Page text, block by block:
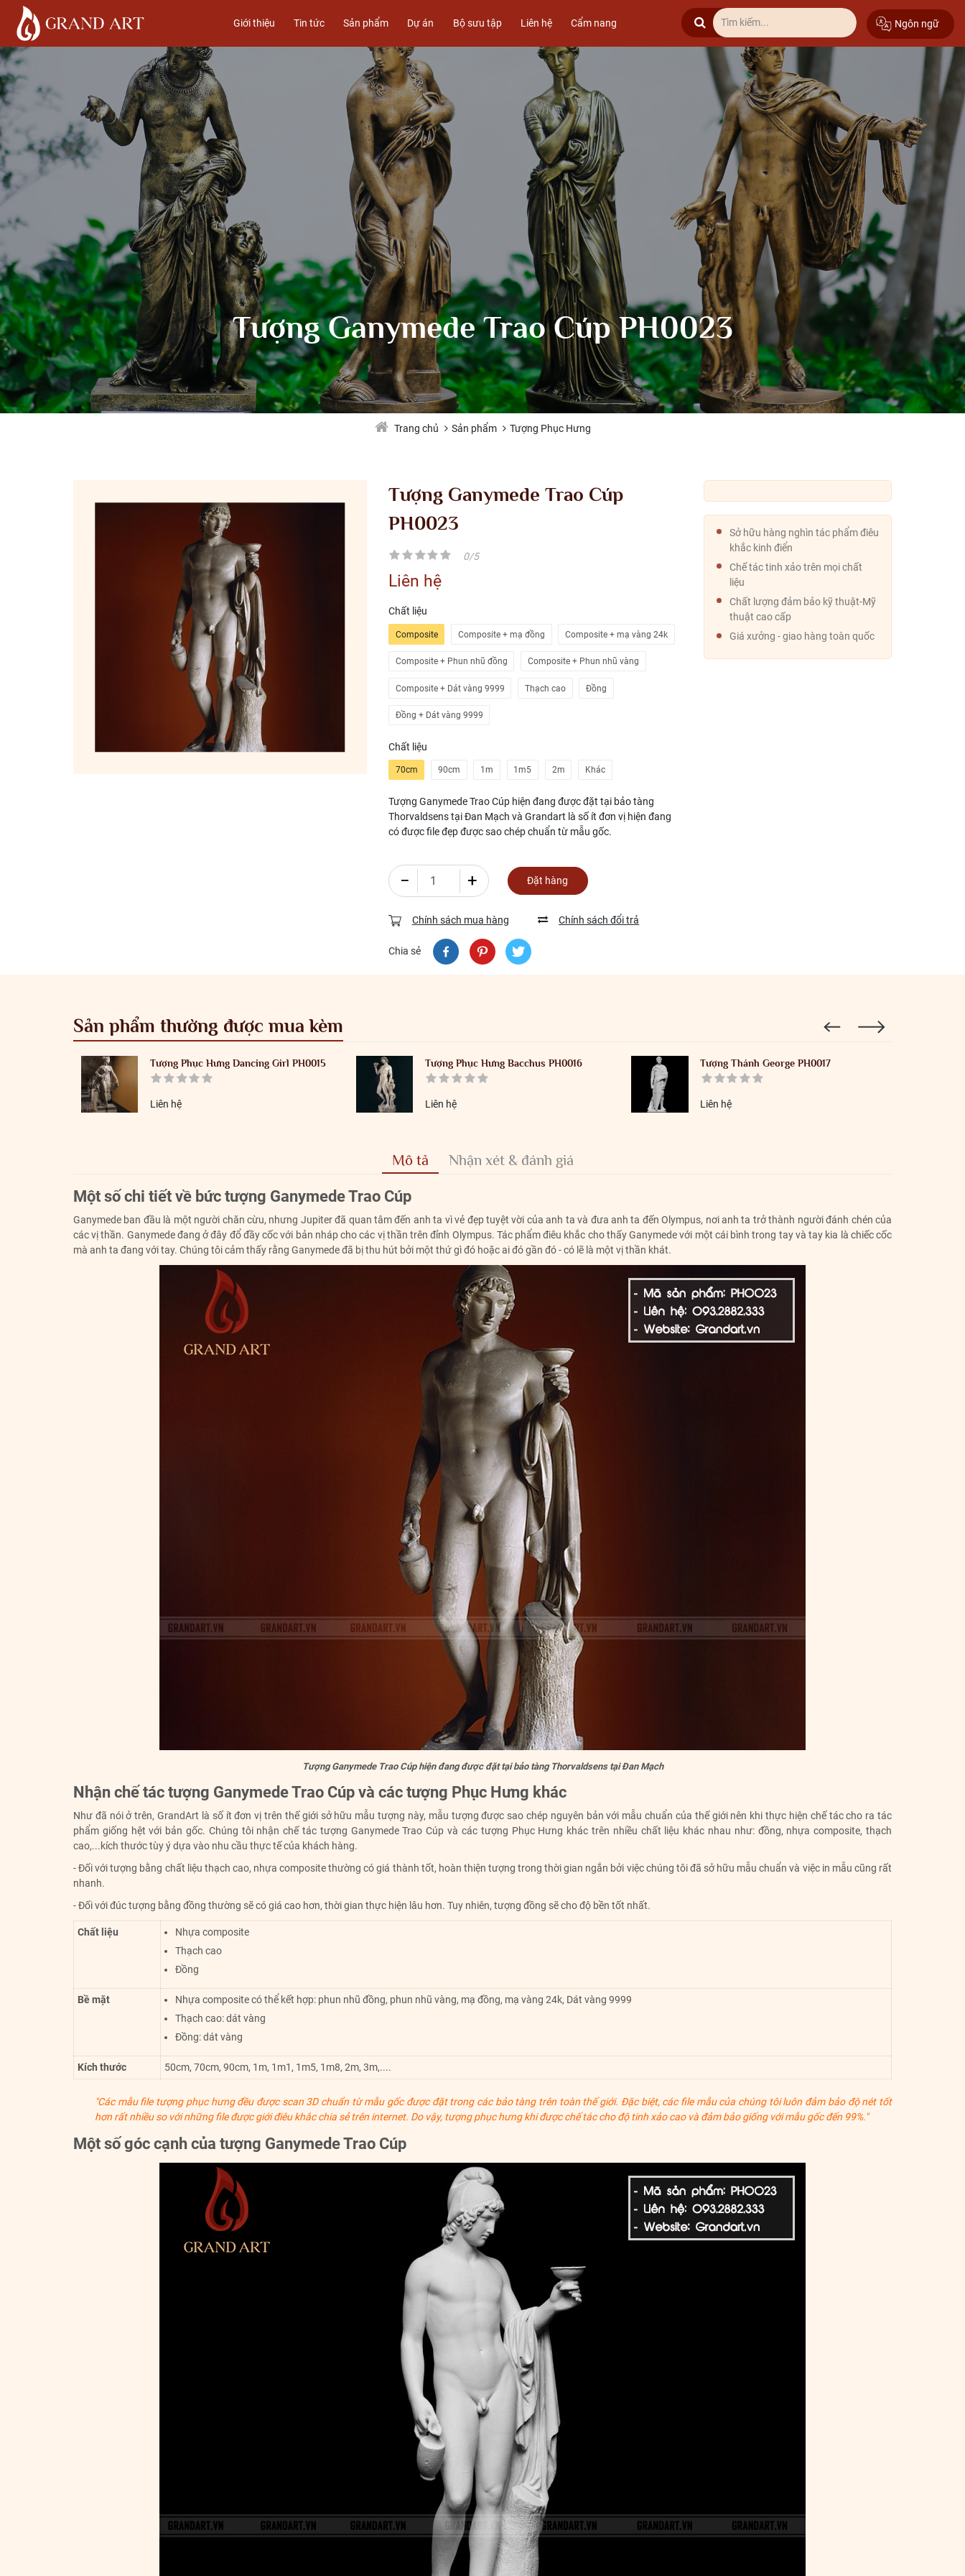
Giới thiệu Tin tức Sản phẩm Dự án Bộ sưu tập Liên hệ Cẩm nang Ngôn ngữ
Tượng Ganymede Trao Cúp PH0023
Trang chủ Sản phẩm Tượng Phục Hưng
Tượng Ganymede Trao Cúp
PH0023
0/5
Liên hệ
Chất liệu
Composite Composite + mạ đồng Composite + mạ vàng 24k
Composite + Phun nhũ đồng Composite + Phun nhũ vàng
Composite + Dát vàng 9999 Thạch cao Đồng
Đồng + Dát vàng 9999
Chất liệu
70cm 90cm 1m 1m5 2m Khác
Tượng Ganymede Trao Cúp hiện đang được đặt tại bảo tàng
Thorvaldsens tại Đan Mạch và Grandart là số ít đơn vị hiện đang
có được file đẹp được sao chép chuẩn từ mẫu gốc.
− + Đặt hàng
Chính sách mua hàng Chính sách đổi trả
Chia sẻ
Sở hữu hàng nghìn tác phẩm điêu
khắc kinh điển
Chế tác tinh xảo trên mọi chất
liệu
Chất lượng đảm bảo kỹ thuật-Mỹ
thuật cao cấp
Giá xưởng - giao hàng toàn quốc
Sản phẩm thường được mua kèm
Tượng Phục Hưng Dancing Girl PH0015
Liên hệ
Tượng Phục Hưng Bacchus PH0016
Liên hệ
Tượng Thánh George PH0017
Liên hệ
Mô tả Nhận xét & đánh giá
Một số chi tiết về bức tượng Ganymede Trao Cúp
Ganymede ban đầu là một người chăn cừu, nhưng Jupiter đã quan tâm đến anh ta vì vẻ đẹp tuyệt vời của anh ta và đưa anh ta đến Olympus, nơi anh ta trở thành người đánh chén của
các vị thần. Ganymede đang ở đây đổ đầy cốc với bản nháp cho các vị thần trên đỉnh Olympus. Tác phẩm điêu khắc cho thấy Ganymede với một cái bình trong tay và tay kia là chiếc cốc
mà anh ta đang với tay. Chúng tôi cảm thấy rằng Ganymede đã bị thu hút bởi một thứ gì đó hoặc ai đó gần đó - có lẽ là một vị thần khát.
Tượng Ganymede Trao Cúp hiện đang được đặt tại bảo tàng Thorvaldsens tại Đan Mạch
Nhận chế tác tượng Ganymede Trao Cúp và các tượng Phục Hưng khác
Như đã nói ở trên, GrandArt là số ít đơn vị trên thế giới sở hữu mẫu tượng này, mẫu tượng được sao chép nguyên bản với mẫu chuẩn của thế giới nên khi thực hiện chế tác cho ra tác
phẩm giống hệt với bản gốc. Chúng tôi nhận chế tác tượng Ganymede Trao Cúp và các tượng Phục Hưng khác trên nhiều chất liệu khác nhau như: đồng, nhựa composite, thạch
cao,...kích thước tùy ý dựa vào nhu cầu thực tế của khách hàng.
- Đối với tượng bằng chất liệu thạch cao, nhựa composite thường có giá thành tốt, hoàn thiện tượng trong thời gian ngắn bởi việc chúng tôi đã sở hữu mẫu chuẩn và việc in mẫu cũng rất
nhanh.
- Đối với đúc tượng bằng đồng thường sẽ có giá cao hơn, thời gian thực hiện lâu hơn. Tuy nhiên, tượng đồng sẽ cho độ bền tốt nhất.
Chất liệu
Nhựa composite
Thạch cao
Đồng
Bề mặt
Nhựa composite có thể kết hợp: phun nhũ đồng, phun nhũ vàng, mạ đồng, mạ vàng 24k, Dát vàng 9999
Thạch cao: dát vàng
Đồng: dát vàng
Kích thước 50cm, 70cm, 90cm, 1m, 1m1, 1m5, 1m8, 2m, 3m,....
"Các mẫu file tượng phục hưng đều được scan 3D chuẩn từ mẫu gốc được đặt trong các bảo tàng trên toàn thế giới. Đặc biệt, các file mẫu của chúng tôi luôn đảm bảo độ nét tốt
hơn rất nhiều so với những file được giới điêu khắc chia sẻ trên internet. Do vậy, tượng phục hưng khi được chế tác cho độ tinh xảo cao và đảm bảo giống với mẫu gốc đến 99%."
Một số góc cạnh của tượng Ganymede Trao Cúp